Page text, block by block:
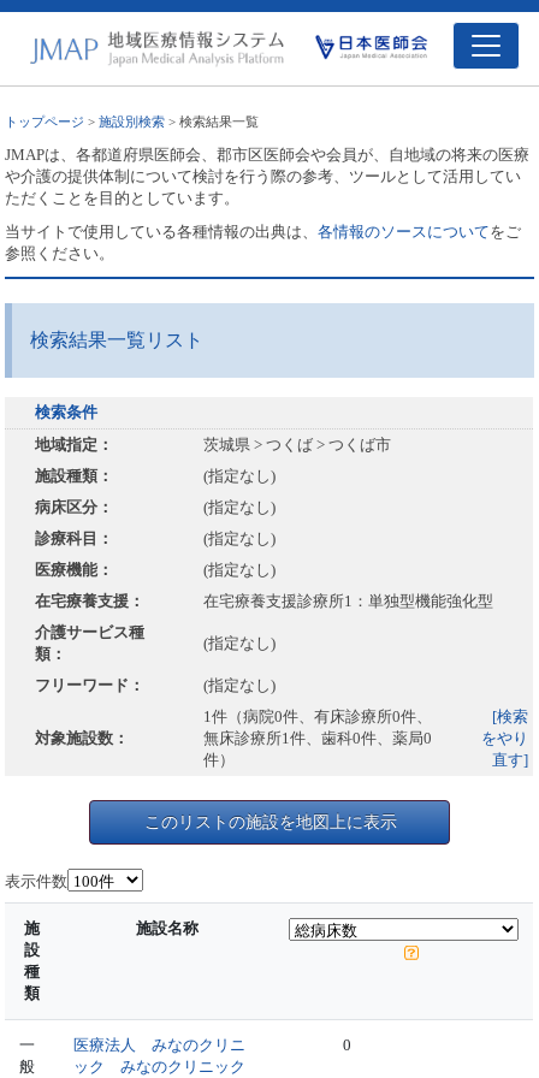
トップページ >施設別検索 > 検索結果一覧
JMAPは、各都道府県医師会、郡市区医師会や会員が、自地域の将来の医療
や介護の提供体制について検討を行う際の参考、ツールとして活用してい
ただくことを目的としています。
当サイトで使用している各種情報の出典は、各情報のソースについてをご
参照ください。
検索結果一覧リスト
検索条件
地域指定：
茨城県 > つくば > つくば市
施設種類：
(指定なし)
病床区分：
(指定なし)
診療科目：
(指定なし)
医療機能：
(指定なし)
在宅療養支援：
在宅療養支援診療所1：単独型機能強化型
介護サービス種
類：
(指定なし)
フリーワード： (指定なし)
対象施設数：
1件（病院0件、有床診療所0件、
無床診療所1件、歯科0件、薬局0
件）
[検索
をやり
直す]
このリストの施設を地図上に表示
表示件数
施
設
種
類
施設名称
一
般
医療法人 みなのクリニ
ック みなのクリニック
0